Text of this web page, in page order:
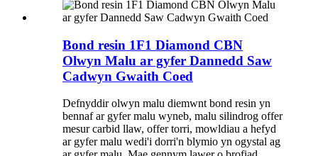
Bond resin 1F1 Diamond CBN
Olwyn Malu ar gyfer Dannedd Saw
Cadwyn Gwaith Coed
Defnyddir olwyn malu diemwnt bond resin yn
bennaf ar gyfer malu wyneb, malu silindrog offer
mesur carbid llaw, offer torri, mowldiau a hefyd
ar gyfer malu wedi'i dorri'n blymio yn ogystal ag